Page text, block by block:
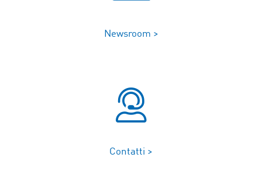
Newsroom >
Contatti >